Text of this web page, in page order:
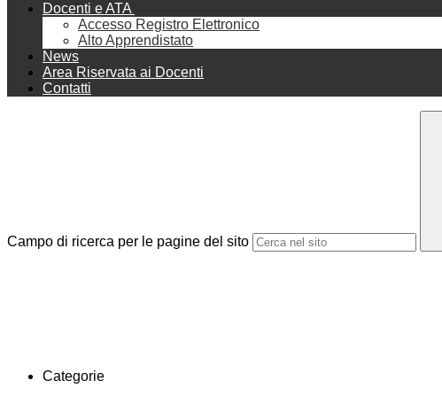
Docenti e ATA
Accesso Registro Elettronico
Alto Apprendistato
News
Area Riservata ai Docenti
Contatti
Campo di ricerca per le pagine del sito
Categorie